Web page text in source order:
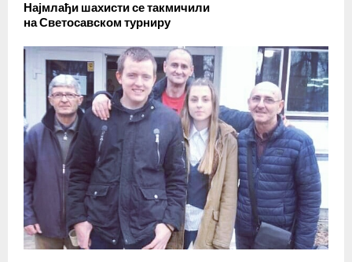
Најмлађи шахисти се такмичили
на Светосавском турниру